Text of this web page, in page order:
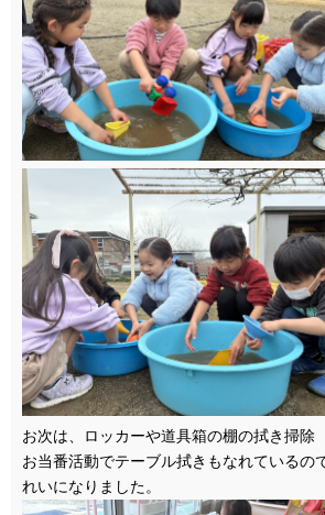
お次は、ロッカーや道具箱の棚の拭き掃除
お当番活動でテーブル拭きもなれているの
れいになりました。